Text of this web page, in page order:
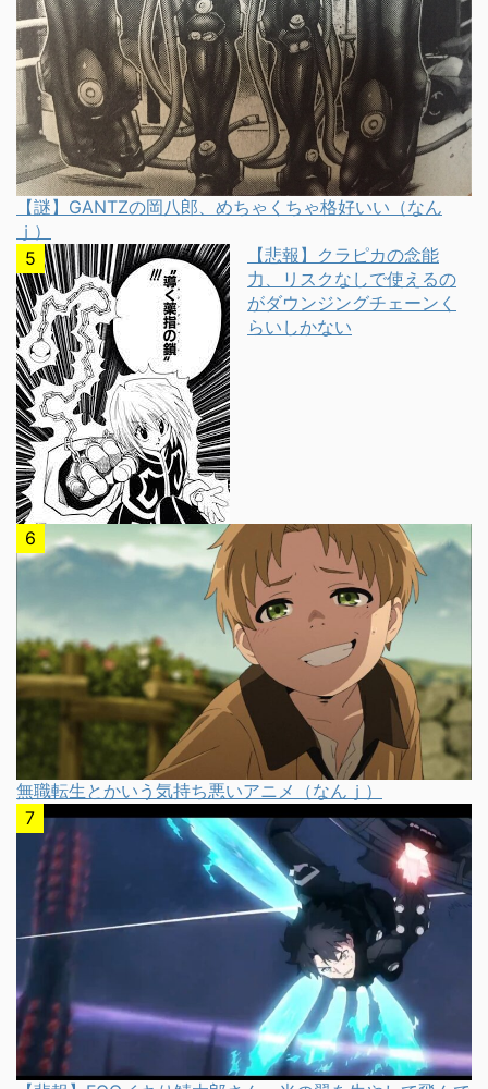
【謎】GANTZの岡八郎、めちゃくちゃ格好いい（なん
ｊ）
【悲報】クラピカの念能
力、リスクなしで使えるの
がダウンジングチェーンく
らいしかない
無職転生とかいう気持ち悪いアニメ（なんｊ）